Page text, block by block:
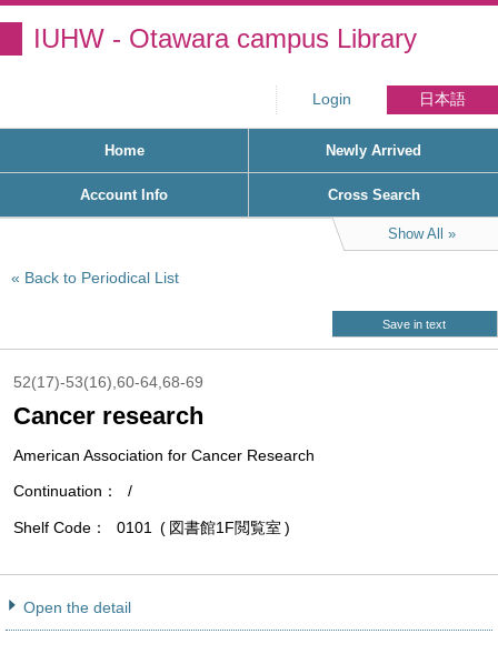
IUHW - Otawara campus Library
Login 日本語
Home Newly Arrived
Account Info Cross Search
Show All
Back to Periodical List
Save in text
52(17)-53(16),60-64,68-69
Cancer research
American Association for Cancer Research
Continuation
/
Shelf Code 0101 図書館1F閲覧室
Open the detail